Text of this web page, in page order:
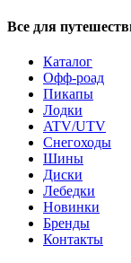
Все для
Каталог
Офф-роад
Пикапы
Лодки
ATV/UTV
Снегоходы
Шины
Диски
Лебедки
Новинки
Бренды
Контакты